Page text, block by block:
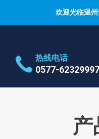
欢迎光临温
乐清
周一
E-
热线电话
0577-62329997
产